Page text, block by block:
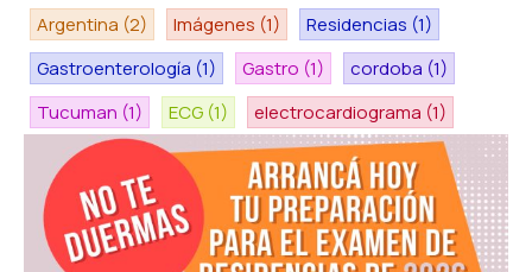
Argentina (2) Imágenes (1) Residencias (1)
Gastroenterología (1) Gastro (1) cordoba (1)
Tucuman (1) ECG (1) electrocardiograma (1)